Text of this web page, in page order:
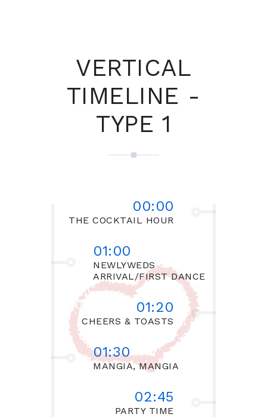
VERTICAL
TIMELINE -
TYPE 1
00:00
THE COCKTAIL HOUR
01:00
NEWLYWEDS
ARRIVAL/FIRST DANCE
01:20
CHEERS & TOASTS
01:30
MANGIA, MANGIA
02:45
PARTY TIME